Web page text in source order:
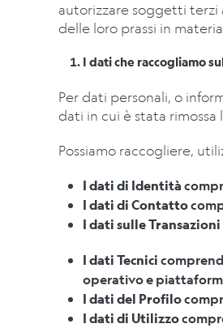
autorizzare soggetti terzi
delle loro prassi in
I dati che raccogliamo
Per dati personali, o
dati in cui è stata rimossa
Possiamo raccogliere,
I dati di Identità
I dati di Contatto
I dati sulle Transazioni
I dati Tecnici
operativo e
I dati del Profilo
I dati di Utilizzo